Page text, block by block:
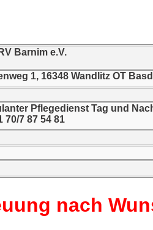
Barnim e.V.
1, 16348 Wandlitz OT
Pflegedienst Tag und
70/7 87 54 81
nach